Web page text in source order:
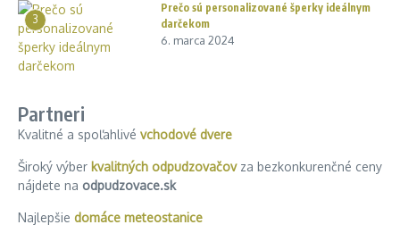
3
Prečo sú personalizované šperky ideálnym
darčekom
6. marca 2024
Partneri
Kvalitné a spoľahlivé vchodové dvere
Široký výber kvalitných odpudzovačovza bezkonkurenčné ceny
nájdete na odpudzovace.sk
Najlepšie domáce meteostanice